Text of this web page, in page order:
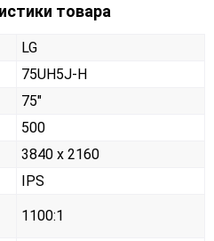
товара
LG
75UH5J-H
75"
500
3840 x 2160
IPS
1100:1